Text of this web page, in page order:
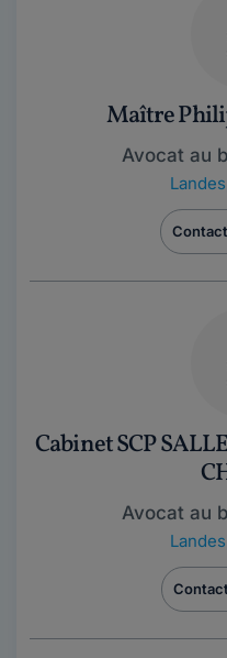
Maître
Avocat au
Landes
Cabinet SCP
Avocat au
Landes